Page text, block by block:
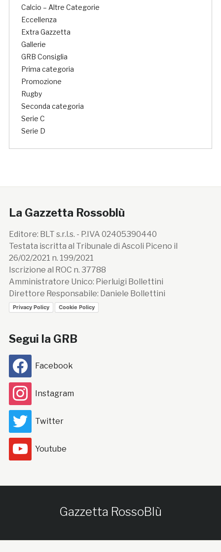
Calcio – Altre Categorie
Eccellenza
Extra Gazzetta
Gallerie
GRB Consiglia
Prima categoria
Promozione
Rugby
Seconda categoria
Serie C
Serie D
La Gazzetta Rossoblù
Editore: BLT s.r.l.s. - P.IVA 02405390440
Testata iscritta al Tribunale di Ascoli Piceno il
26/02/2021 n. 199/2021
Iscrizione al ROC n. 37788
Amministratore Unico: Pierluigi Bollettini
Direttore Responsabile: Daniele Bollettini
Privacy Policy Cookie Policy
Segui la GRB
Facebook
Instagram
Twitter
Youtube
Gazzetta RossoBlù